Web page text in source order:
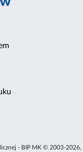
- BIP MK © 2003-2026,